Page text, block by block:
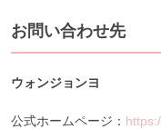
お問い合わせ先
ウォンジョンヨ
公式ホームページ：